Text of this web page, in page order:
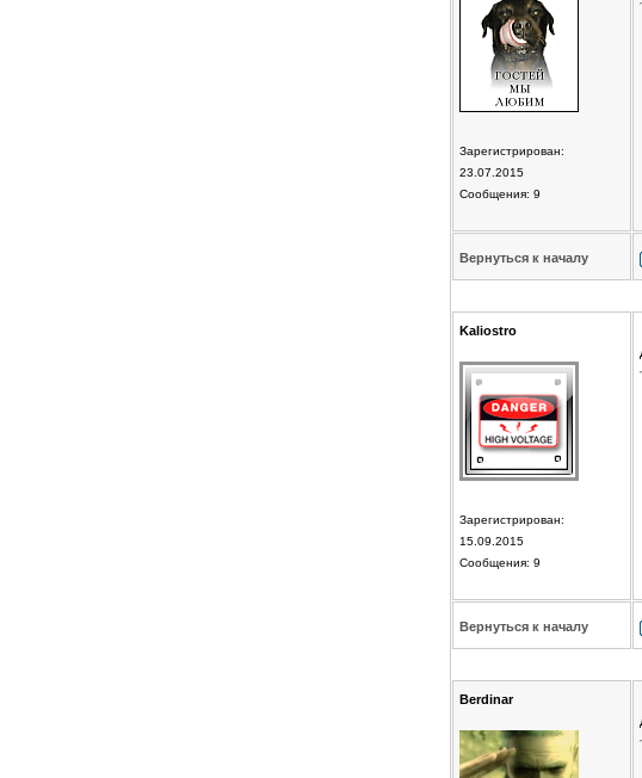
Зарегистрирован:
23.07.2015
Сообщения: 9
Вернуться к началу
Kaliostro
Зарегистрирован:
15.09.2015
Сообщения: 9
Вернуться к началу
Berdinar